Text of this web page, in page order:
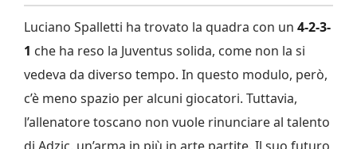
Luciano Spalletti ha trovato la quadra con un 4-2-3-
1 che ha reso la Juventus solida, come non la si
vedeva da diverso tempo. In questo modulo, però,
c’è meno spazio per alcuni giocatori. Tuttavia,
l’allenatore toscano non vuole rinunciare al talento